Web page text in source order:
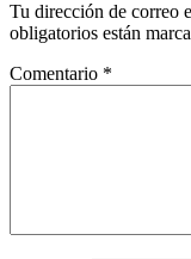
Tu dirección de correo
obligatorios están
Comentario *